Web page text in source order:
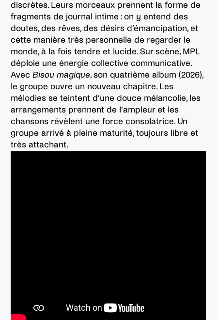
discrètes. Leurs morceaux prennent la forme de
fragments de journal intime : on y entend des
doutes, des rêves, des désirs d’émancipation, et
cette manière très personnelle de regarder le
monde, à la fois tendre et lucide. Sur scène, MPL
déploie une énergie collective communicative.
AvecBisou magique, son quatrième album (2026),
le groupe ouvre un nouveau chapitre. Les
mélodies se teintent d’une douce mélancolie, les
arrangements prennent de l’ampleur et les
chansons révèlent une force consolatrice. Un
groupe arrivé à pleine maturité, toujours libre et
très attachant.